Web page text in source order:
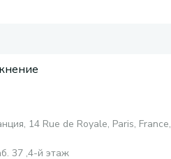
14 Rue de Royale, Paris, France,
37 ,4-й этаж